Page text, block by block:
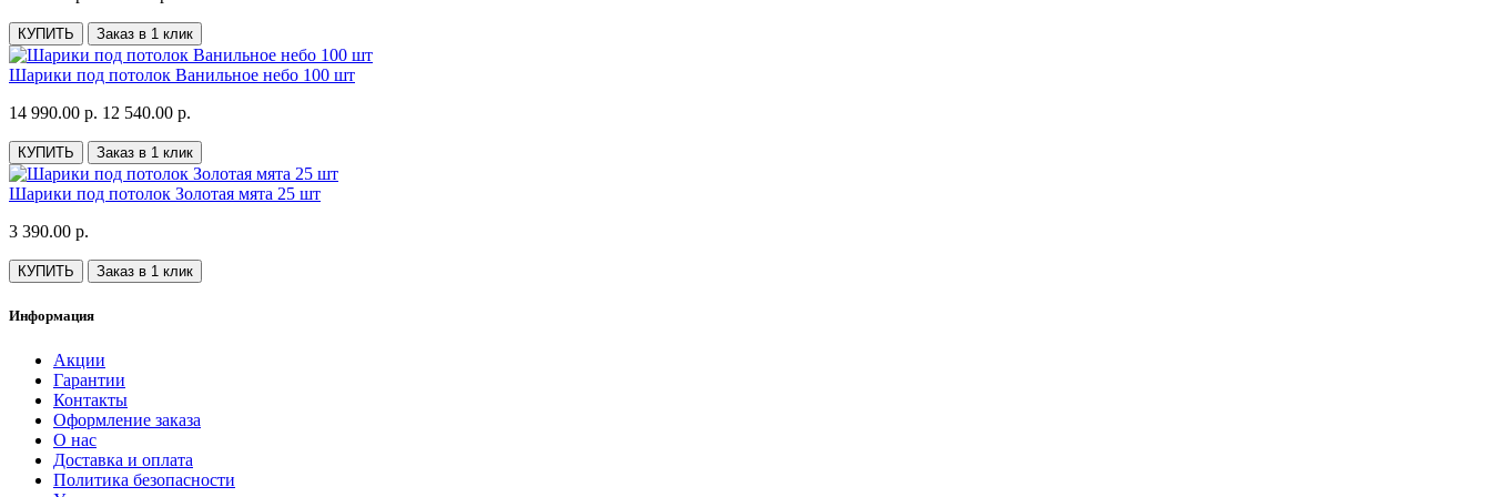
КУПИТЬ Заказ в 1 клик
Шарики под потолок Ванильное небо 100 шт
14 990.00 р. 12 540.00 р.
КУПИТЬ Заказ в 1 клик
Шарики под потолок Золотая мята 25 шт
3 390.00 р.
КУПИТЬ Заказ в 1 клик
Информация
Акции
Гарантии
Контакты
Оформление заказа
О нас
Доставка и оплата
Политика безопасности